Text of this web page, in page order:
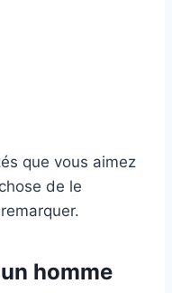
que vous aimez
de le
homme